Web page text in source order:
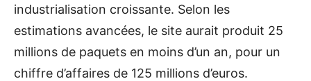
industrialisation croissante. Selon les
estimations avancées, le site aurait produit 25
millions de paquets en moins d’un an, pour un
chiffre d’affaires de 125 millions d’euros.